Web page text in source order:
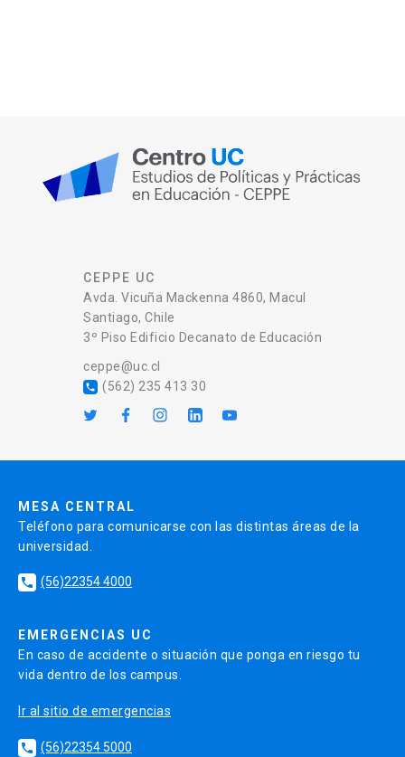
CEPPE UC
Avda. Vicuña Mackenna 4860, Macul
Santiago, Chile
3º Piso Edificio Decanato de Educación
ceppe@uc.cl
local_phone (562) 235 413 30
MESA CENTRAL
Teléfono para comunicarse con las distintas áreas de la
universidad.
local_phone (56)22354 4000
EMERGENCIAS UC
En caso de accidente o situación que ponga en riesgo tu
vida dentro de los campus.
Ir al sitio de emergencias
local_phone (56)22354 5000